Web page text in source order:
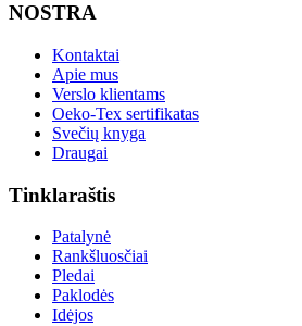
NOSTRA
Kontaktai
Apie mus
Verslo klientams
Oeko-Tex sertifikatas
Svečių knyga
Draugai
Tinklaraštis
Patalynė
Rankšluosčiai
Pledai
Paklodės
Idėjos